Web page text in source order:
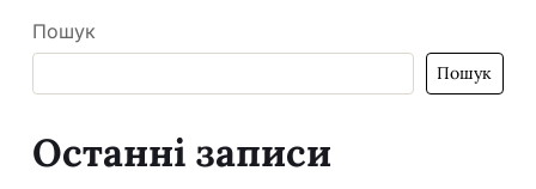
Пошук
Пошук
Останні записи